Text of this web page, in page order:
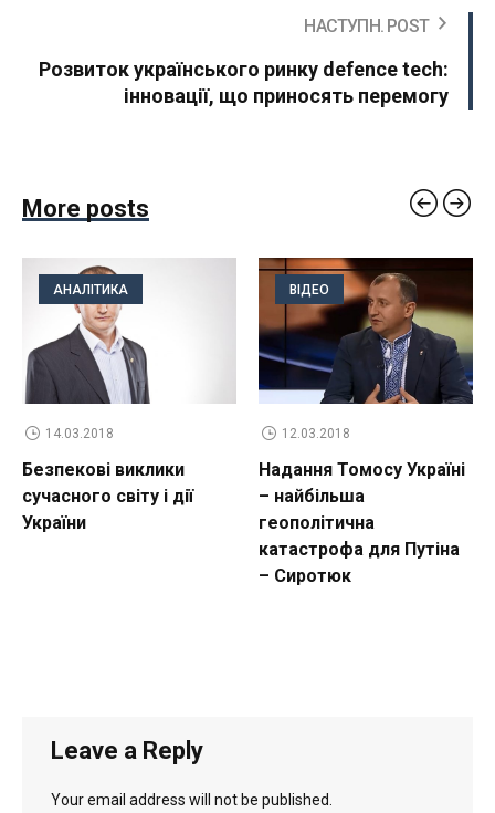
НАСТУПН. POST
Розвиток українського ринку defence tech:
інновації, що приносять перемогу
More posts
АНАЛІТИКА
14.03.2018
Безпекові виклики
сучасного світу і дії
України
ВІДЕО
12.03.2018
Надання Томосу Україні
– найбільша
геополітична
катастрофа для Путіна
– Сиротюк
Leave a Reply
Your email address will not be published.